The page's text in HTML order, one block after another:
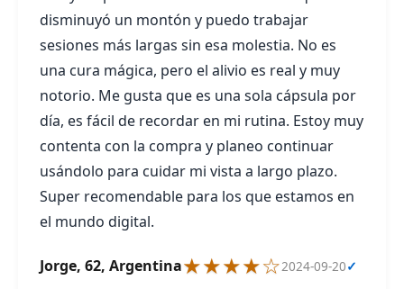
disminuyó un montón y puedo trabajar
sesiones más largas sin esa molestia. No es
una cura mágica, pero el alivio es real y muy
notorio. Me gusta que es una sola cápsula por
día, es fácil de recordar en mi rutina. Estoy muy
contenta con la compra y planeo continuar
usándolo para cuidar mi vista a largo plazo.
Super recomendable para los que estamos en
el mundo digital.
Jorge, 62, Argentina★★★★☆2024-09-20✓